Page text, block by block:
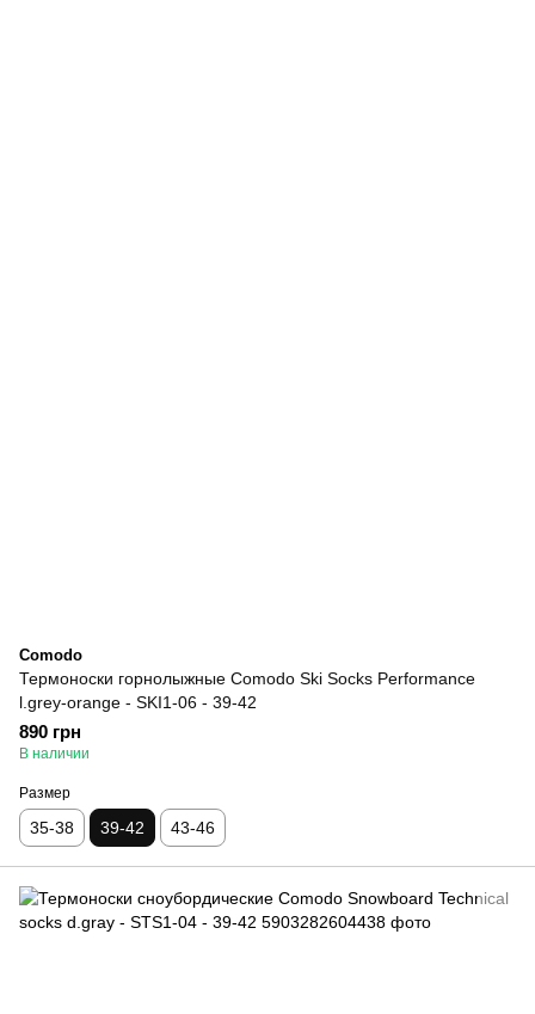
Comodo
Термоноски горнолыжные Comodo Ski Socks Performance
l.grey-orange - SKI1-06 - 39-42
890 грн
В наличии
Размер
35-38 39-42 43-46